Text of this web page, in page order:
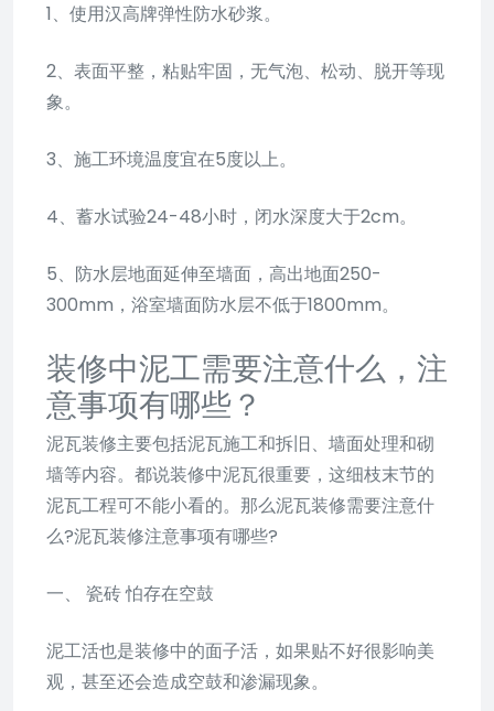
1、使用汉高牌弹性防水砂浆。
2、表面平整，粘贴牢固，无气泡、松动、脱开等现
象。
3、施工环境温度宜在5度以上。
4、蓄水试验24-48小时，闭水深度大于2cm。
5、防水层地面延伸至墙面，高出地面250-
300mm，浴室墙面防水层不低于1800mm。
装修中泥工需要注意什么，注
意事项有哪些？
泥瓦装修主要包括泥瓦施工和拆旧、墙面处理和砌
墙等内容。都说装修中泥瓦很重要，这细枝末节的
泥瓦工程可不能小看的。那么泥瓦装修需要注意什
么?泥瓦装修注意事项有哪些?
一、 瓷砖 怕存在空鼓
泥工活也是装修中的面子活，如果贴不好很影响美
观，甚至还会造成空鼓和渗漏现象。